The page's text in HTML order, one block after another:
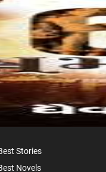
Stories
Novels